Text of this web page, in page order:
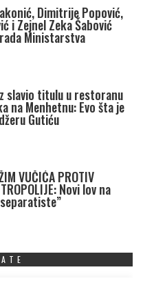
Dimitrije Popović,
i Zejnel Zeka Šabović
Ministarstva
slavio titulu u restoranu
na Menhetnu: Evo šta je
Gutiću
VUČIĆA PROTIV
Novi lov na